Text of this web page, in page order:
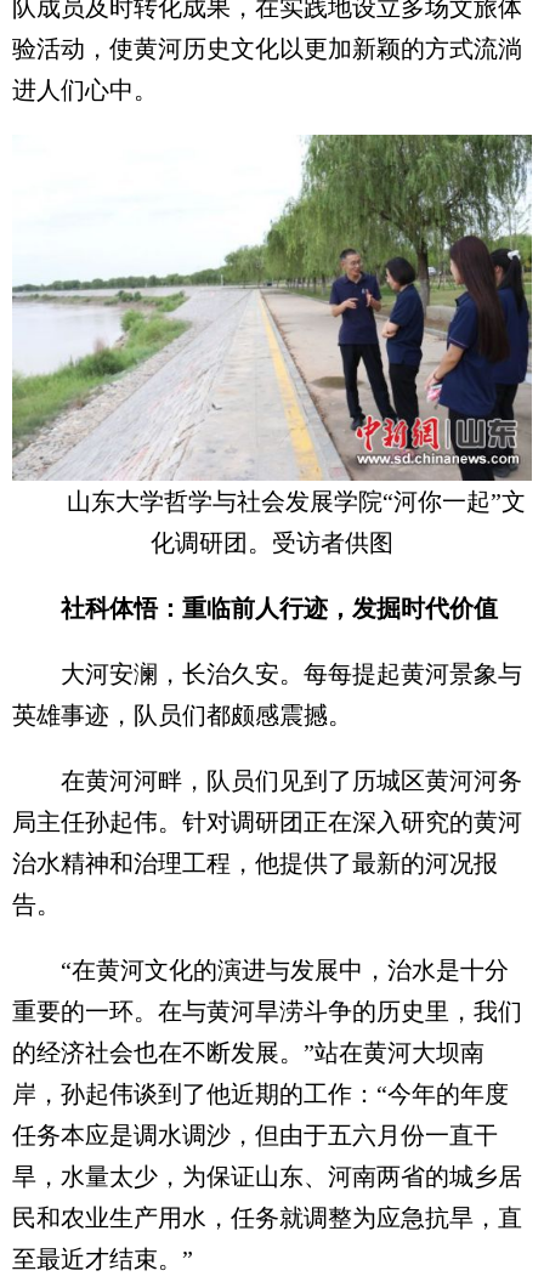
队成员及时转化成果，在实践地设立多场文旅体
验活动，使黄河历史文化以更加新颖的方式流淌
进人们心中。
山东大学哲学与社会发展学院“河你一起”文
化调研团。受访者供图
社科体悟：重临前人行迹，发掘时代价值
大河安澜，长治久安。每每提起黄河景象与
英雄事迹，队员们都颇感震撼。
在黄河河畔，队员们见到了历城区黄河河务
局主任孙起伟。针对调研团正在深入研究的黄河
治水精神和治理工程，他提供了最新的河况报
告。
“在黄河文化的演进与发展中，治水是十分
重要的一环。在与黄河旱涝斗争的历史里，我们
的经济社会也在不断发展。”站在黄河大坝南
岸，孙起伟谈到了他近期的工作：“今年的年度
任务本应是调水调沙，但由于五六月份一直干
旱，水量太少，为保证山东、河南两省的城乡居
民和农业生产用水，任务就调整为应急抗旱，直
至最近才结束。”